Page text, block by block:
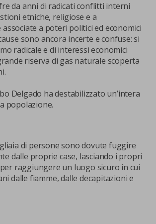
da anni di radicati conflitti interni
etniche, religiose e a
a poteri politici ed economici
sono ancora incerte e confuse: si
radicale e di interessi economici
riserva di gas naturale scoperta
Delgado ha destabilizzato un’intera
popolazione.
di persone sono dovute fuggire
dalle proprie case, lasciando i propri
raggiungere un luogo sicuro in cui
dalle fiamme, dalle decapitazioni e